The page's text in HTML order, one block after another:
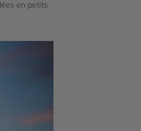
en petits